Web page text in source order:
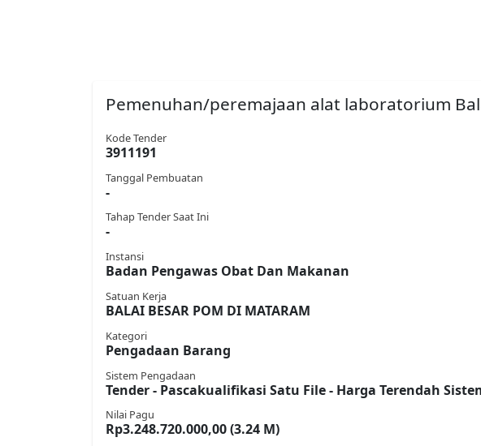
Pemenuhan/peremajaan alat laboratorium
Kode Tender
3911191
Tanggal Pembuatan
-
Tahap Tender Saat Ini
-
Instansi
Badan Pengawas Obat Dan Makanan
Satuan Kerja
BALAI BESAR POM DI MATARAM
Kategori
Pengadaan Barang
Sistem Pengadaan
Tender - Pascakualifikasi Satu File - Harga Terendah
Nilai Pagu
Rp3.248.720.000,00 (3.24 M)